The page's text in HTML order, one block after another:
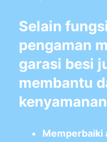
Selain
pengaman
garasi besi
membantu
Memperbaiki